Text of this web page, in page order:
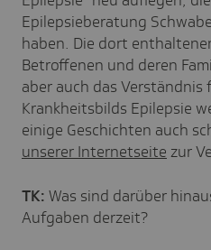
Epilepsieberatung
haben. Die dort
Betroffenen und deren
aber auch das
Krankheitsbilds Epilepsie
einige Geschichten auch
unserer Internetseite zur
TK: Was sind darüber
Aufgaben derzeit?